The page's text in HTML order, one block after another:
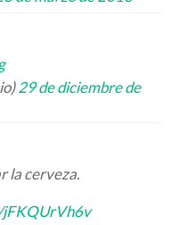
29 de diciembre de
la cerveza.